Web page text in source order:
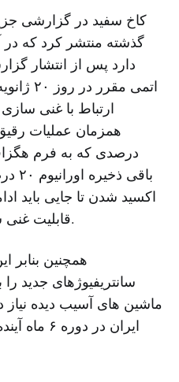
کاخ سفید در گزارشی
گذشته منتشر کرد که در
دارد پس از انتشار
اتمی
درصدی که به فرم
اکسید شدن تا جایی باید
قابلیت غنی سازی مجدد را نداشته باشند.
همچنین بنابر
سانتریفیوژهای جدید
ماشین های آسیب دیده نیاز
ایران در